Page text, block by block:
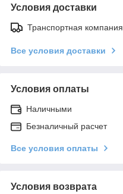
Условия доставки
Транспортная компания
Все условия доставки
Условия оплаты
Наличными
Безналичный расчет
Все условия оплаты
Условия возврата